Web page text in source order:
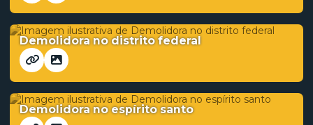
Demolidora no distrito federal
Demolidora no espírito santo